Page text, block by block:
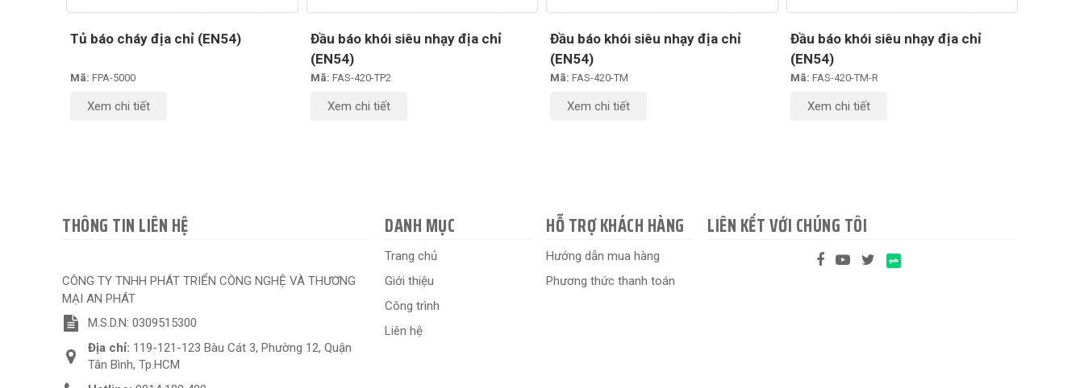
Tủ báo cháy địa chỉ (EN54)
Mã: FPA-5000
Xem chi tiết
Đầu báo khói siêu nhạy địa chỉ
(EN54)
Mã: FAS-420-TP2
Xem chi tiết
Đầu báo khói siêu nhạy địa chỉ
(EN54)
Mã: FAS-420-TM
Xem chi tiết
Đầu báo khói siêu nhạy địa chỉ
(EN54)
Mã: FAS-420-TM-R
Xem chi tiết
THÔNG TIN LIÊN HỆ
CÔNG TY TNHH PHÁT TRIỂN CÔNG NGHỆ VÀ THƯƠNG
MẠI AN PHÁT
M.S.D.N: 0309515300
Địa chỉ: 119-121-123 Bàu Cát 3, Phường 12, Quận
Tân Bình, Tp.HCM
DANH MỤC
Trang chủ
Giới thiệu
Công trình
Liên hệ
HỖ TRỢ KHÁCH HÀNG
Hướng dẫn mua hàng
Phương thức thanh toán
LIÊN KẾT VỚI CHÚNG TÔI